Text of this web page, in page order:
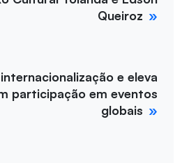
Queiroz
e eleva
participação em eventos
globais